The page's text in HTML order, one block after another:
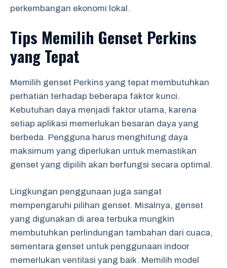
perkembangan ekonomi lokal.
Tips Memilih Genset Perkins
yang Tepat
Memilih genset Perkins yang tepat membutuhkan
perhatian terhadap beberapa faktor kunci.
Kebutuhan daya menjadi faktor utama, karena
setiap aplikasi memerlukan besaran daya yang
berbeda. Pengguna harus menghitung daya
maksimum yang diperlukan untuk memastikan
genset yang dipilih akan berfungsi secara optimal.
Lingkungan penggunaan juga sangat
mempengaruhi pilihan genset. Misalnya, genset
yang digunakan di area terbuka mungkin
membutuhkan perlindungan tambahan dari cuaca,
sementara genset untuk penggunaan indoor
memerlukan ventilasi yang baik. Memilih model